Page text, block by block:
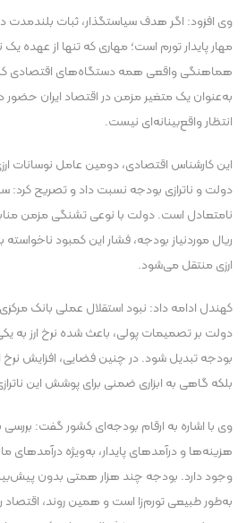
وی افزود: اگر هدف سیاستگذار، ثبات بلندمدت در
مهار پایدار تورم است؛ مهاری که تنها از عهده یک
هماهنگی واقعی همه دستگاه‌های اقتصادی
به‌عنوان یک متغیر مزمن در اقتصاد ایران حضور
انتظار واقع‌بینانه‌ای نیست.
این کارشناس اقتصادی، دومین عامل نوسانات
دولت و ناترازی بودجه نسبت داد و تصریح کرد:
نامتعادل است. دولت با نوعی تشنگی مزمن
ریال موردنیاز بودجه، فشار این کمبود
ارزی منتقل می‌شود.
کهندل ادامه داد: نبود استقلال عملی بانک
دولت بر تصمیمات پولی، باعث شده نرخ ارز به
بودجه تبدیل شود. در چنین فضایی، افزایش نرخ
بلکه گاهی به ابزاری ضمنی برای پوشش این
وی با اشاره به ارقام بودجه‌ای کشور گفت:
هزینه‌ها و درآمد‌های پایدار، به‌ویژه درآمد‌های
وجود دارد. بودجه چند هزار همتی بدون
به‌طور طبیعی تورم‌زا است و همین روند،